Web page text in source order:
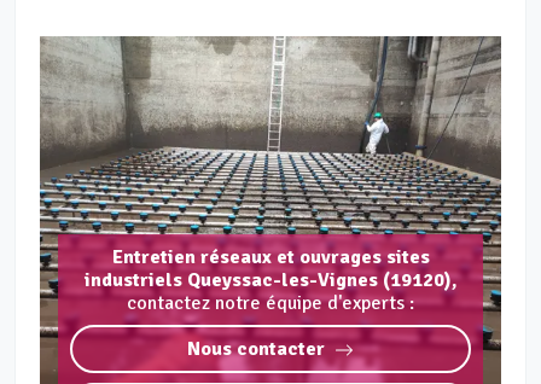
Entretien réseaux et ouvrages sites
industriels Queyssac-les-Vignes (19120),
contactez notre équipe d'experts :
Nous contacter